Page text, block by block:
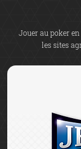
Jouer au poker
les sites